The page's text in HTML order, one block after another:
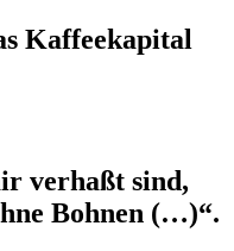
Kaffeekapital
verhaßt sind,
Bohnen (…)“.